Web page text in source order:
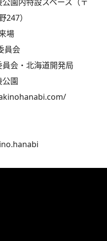
）
場
員会
員会・北海道開発局
公園